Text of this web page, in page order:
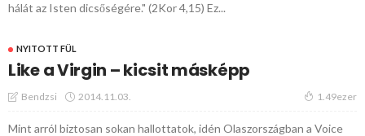
hálát az Isten dicsőségére." (2Kor 4,15) Ez...
NYITOTT FÜL
Like a Virgin – kicsit másképp
Bendzsi 2014.11.03. 1.49ezer
Mint arról biztosan sokan hallottatok, idén Olaszországban a Voice